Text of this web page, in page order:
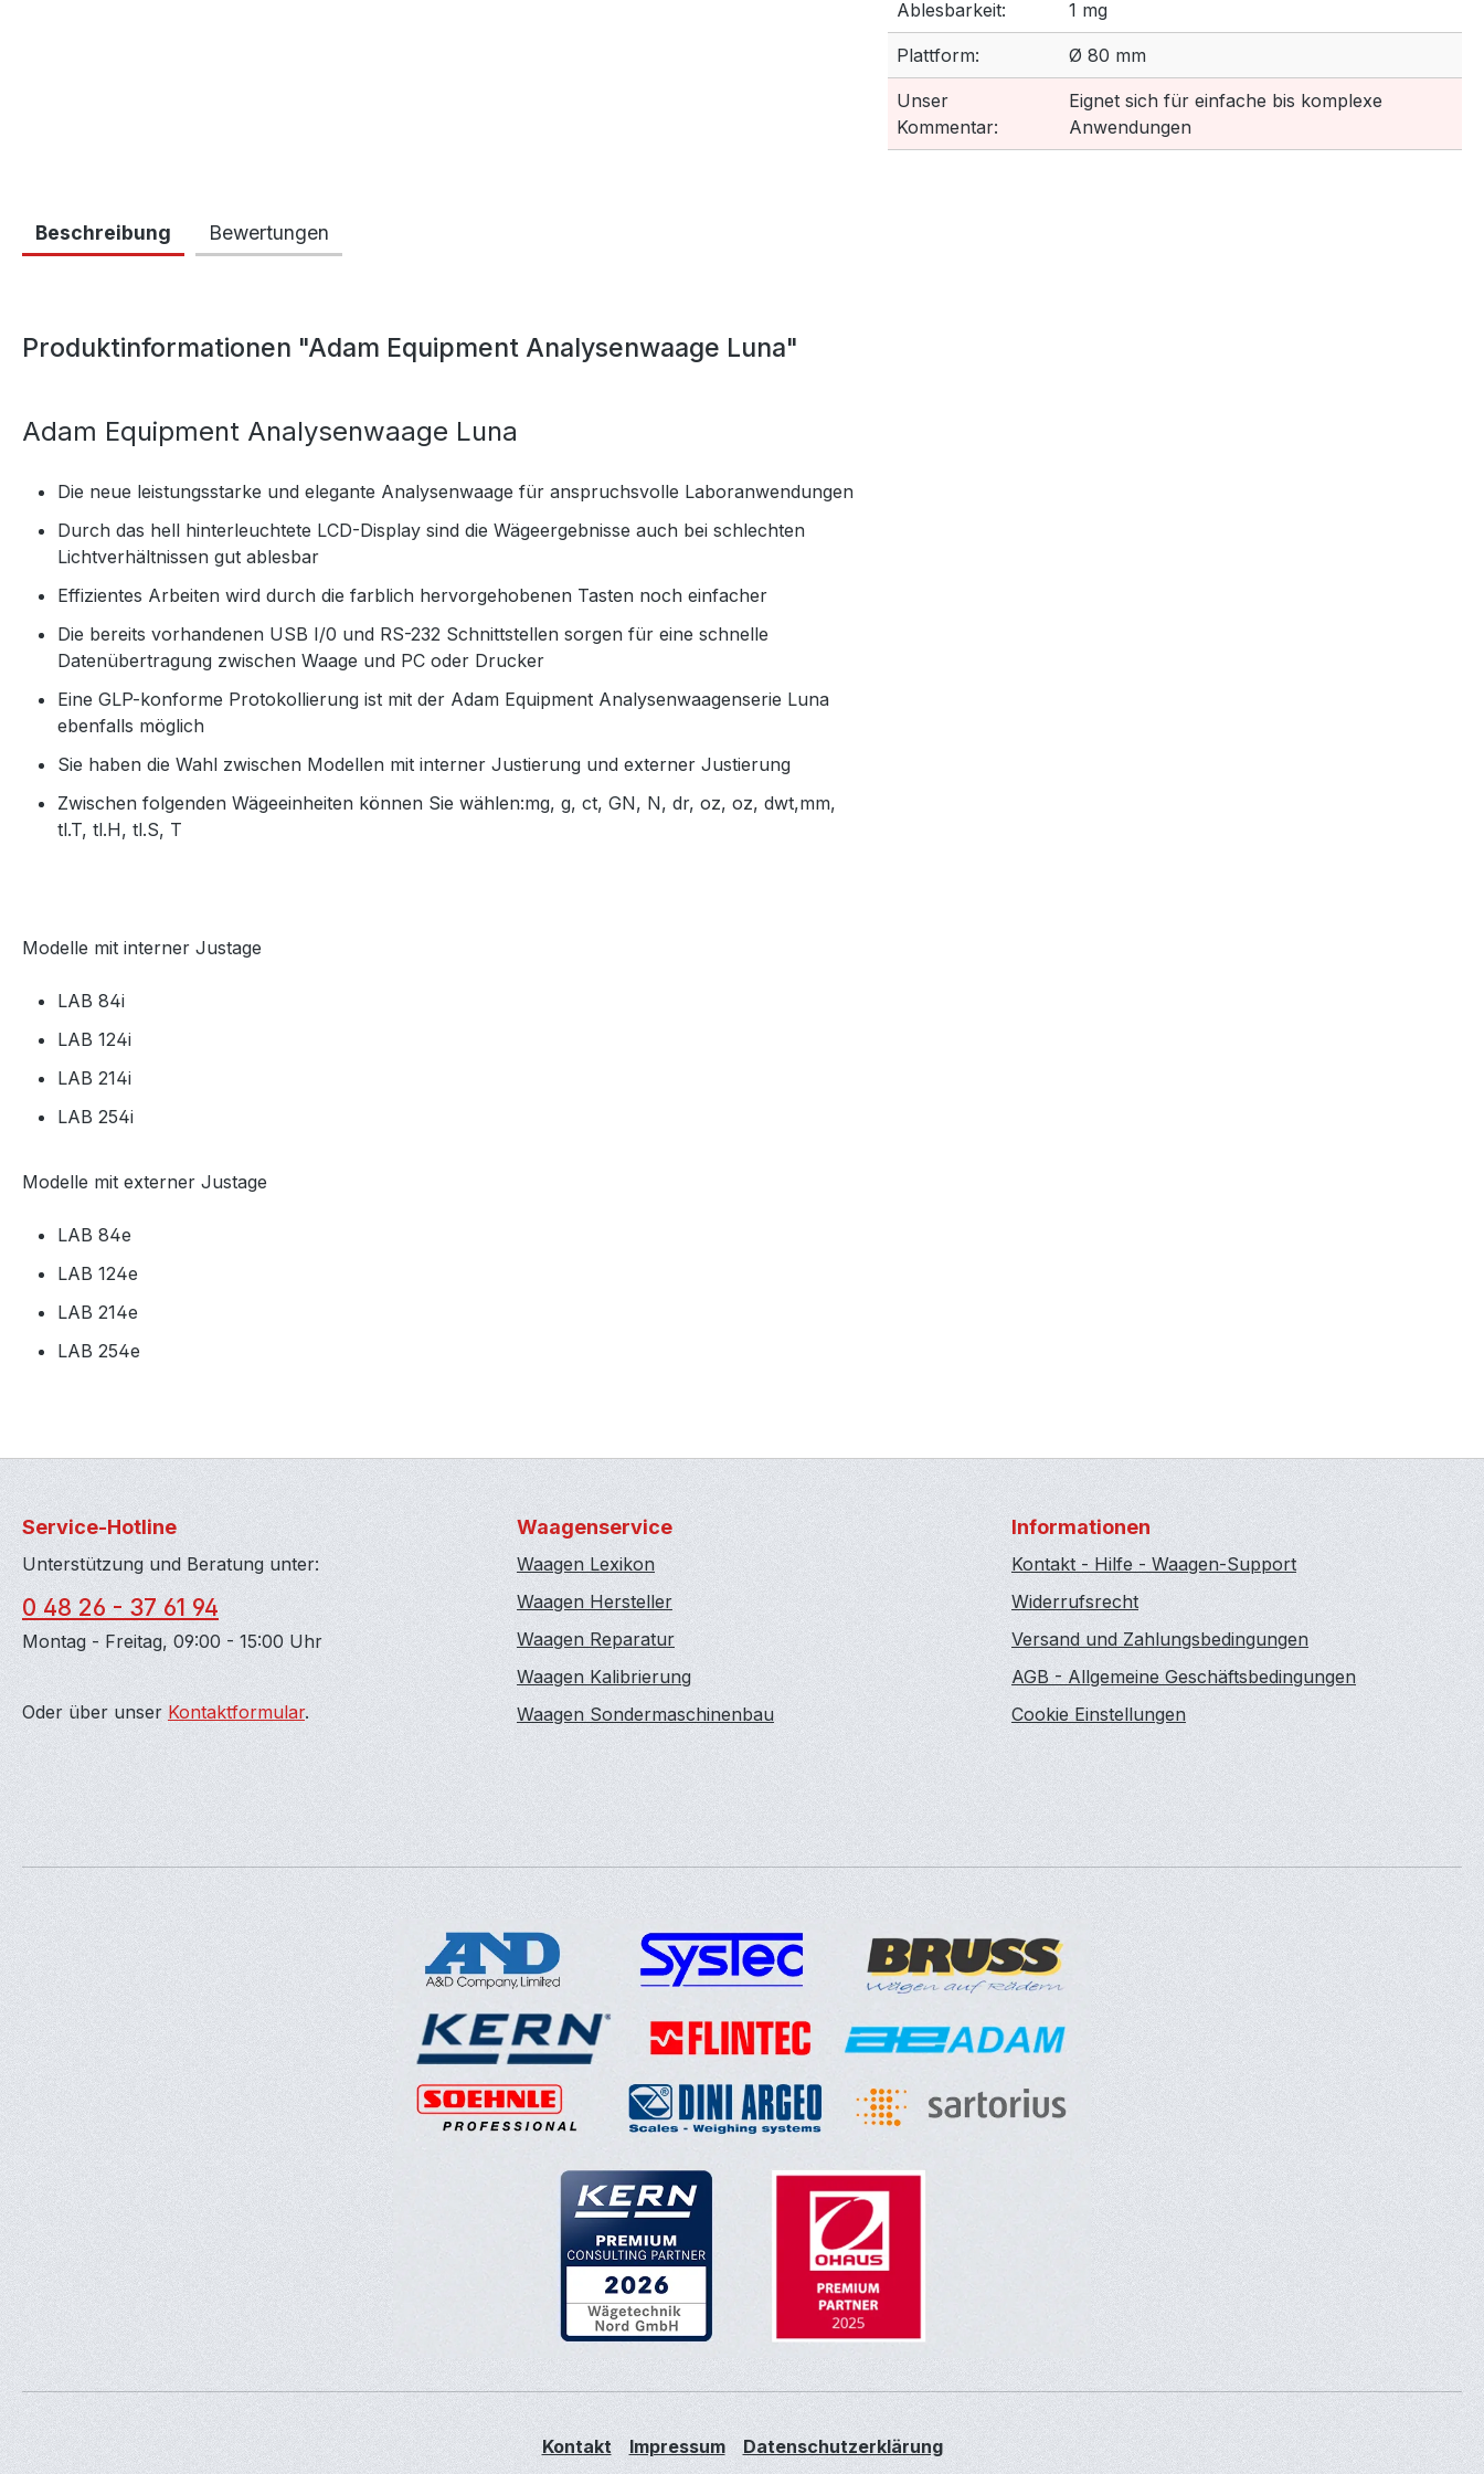
Ablesbarkeit: 1 mg
Plattform: Ø 80 mm
Unser
Kommentar:
Eignet sich für einfache bis komplexe
Anwendungen
Beschreibung Bewertungen
Produktinformationen "Adam Equipment Analysenwaage Luna"
Adam Equipment Analysenwaage Luna
Die neue leistungsstarke und elegante Analysenwaage für anspruchsvolle Laboranwendungen
Durch das hell hinterleuchtete LCD-Display sind die Wägeergebnisse auch bei schlechten
Lichtverhältnissen gut ablesbar
Effizientes Arbeiten wird durch die farblich hervorgehobenen Tasten noch einfacher
Die bereits vorhandenen USB I/0 und RS-232 Schnittstellen sorgen für eine schnelle
Datenübertragung zwischen Waage und PC oder Drucker
Eine GLP-konforme Protokollierung ist mit der Adam Equipment Analysenwaagenserie Luna
ebenfalls möglich
Sie haben die Wahl zwischen Modellen mit interner Justierung und externer Justierung
Zwischen folgenden Wägeeinheiten können Sie wählen:mg, g, ct, GN, N, dr, oz, oz, dwt,mm,
tl.T, tl.H, tl.S, T
Modelle mit interner Justage
LAB 84i
LAB 124i
LAB 214i
LAB 254i
Modelle mit externer Justage
LAB 84e
LAB 124e
LAB 214e
LAB 254e
Service-Hotline
Unterstützung und Beratung unter:
0 48 26 - 37 61 94
Montag - Freitag, 09:00 - 15:00 Uhr
Oder über unser Kontaktformular.
Waagenservice
Waagen Lexikon
Waagen Hersteller
Waagen Reparatur
Waagen Kalibrierung
Waagen Sondermaschinenbau
Informationen
Kontakt - Hilfe - Waagen-Support
Widerrufsrecht
Versand und Zahlungsbedingungen
AGB - Allgemeine Geschäftsbedingungen
Cookie Einstellungen
Kontakt Impressum Datenschutzerklärung